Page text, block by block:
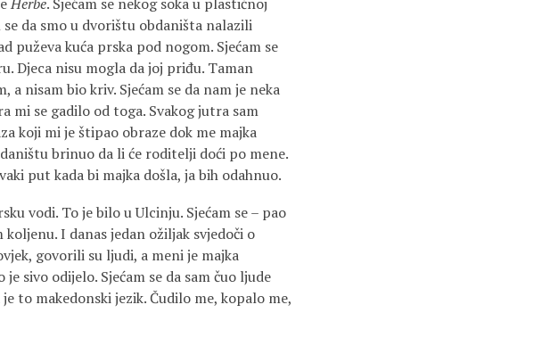
se da smo u dvorištu obdaništa nalazili
puževa kuća prska pod nogom. Sjećam se
Djeca nisu mogla da joj priđu. Taman
nisam bio kriv. Sjećam se da nam je neka
mi se gadilo od toga. Svakog jutra sam
koji mi je štipao obraze dok me majka
brinuo da li će roditelji doći po mene.
put kada bi majka došla, ja bih odahnuo.
vodi. To je bilo u Ulcinju. Sjećam se – pao
I danas jedan ožiljak svjedoči o
govorili su ljudi, a meni je majka
sivo odijelo. Sjećam se da sam čuo ljude
to makedonski jezik. Čudilo me, kopalo me,